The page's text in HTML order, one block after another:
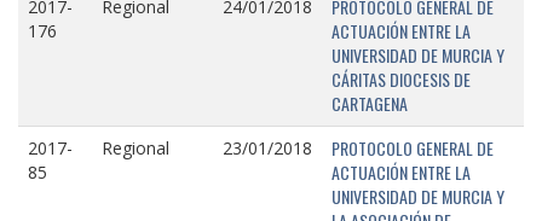
2017-
176
Regional 24/01/2018
PROTOCOLO GENERAL DE
ACTUACIÓN ENTRE LA
UNIVERSIDAD DE MURCIA Y
CÁRITAS DIOCESIS DE
CARTAGENA
2017-
85
Regional 23/01/2018
PROTOCOLO GENERAL DE
ACTUACIÓN ENTRE LA
UNIVERSIDAD DE MURCIA Y